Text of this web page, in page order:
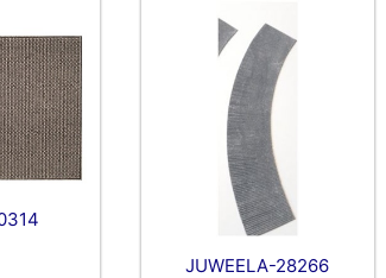
JUWEELA-28266